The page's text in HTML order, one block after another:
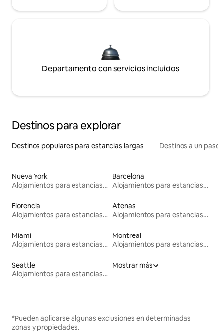
Departamento con servicios incluidos
Destinos para explorar
Destinos populares para estancias largas Destinos a un
Nueva York
Alojamientos para estancias largas
Barcelona
Alojamientos para estancias largas
Florencia
Alojamientos para estancias largas
Atenas
Alojamientos para estancias largas
Miami
Alojamientos para estancias largas
Montreal
Alojamientos para estancias largas
Seattle
Alojamientos para estancias largas
Mostrar más
*Pueden aplicarse algunas exclusiones en determinadas
zonas y propiedades.